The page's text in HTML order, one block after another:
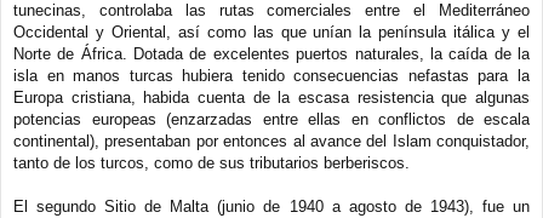
tunecinas, controlaba las rutas comerciales entre el Mediterráneo
Occidental y Oriental, así como las que unían la península itálica y el
Norte de África. Dotada de excelentes puertos naturales, la caída de la
isla en manos turcas hubiera tenido consecuencias nefastas para la
Europa cristiana, habida cuenta de la escasa resistencia que algunas
potencias europeas (enzarzadas entre ellas en conflictos de escala
continental), presentaban por entonces al avance del Islam conquistador,
tanto de los turcos, como de sus tributarios berberiscos.
El segundo Sitio de Malta (junio de 1940 a agosto de 1943), fue un